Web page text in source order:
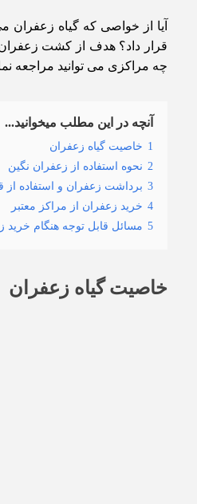
آیا از خواصی که گیاه زعفران
قرار داد؟ هدف از کشت
چه مراکزی می توانید مراجعه
آنچه در این مطلب میخوانید...
1 خاصیت گیاه زعفران
2 نحوه استفاده از زعفران نگین
3 برداشت زعفران و استفاده
4 خرید زعفران از مراکز معتبر
5 مسائل قابل توجه هنگام خرید
خاصیت گیاه زعفران